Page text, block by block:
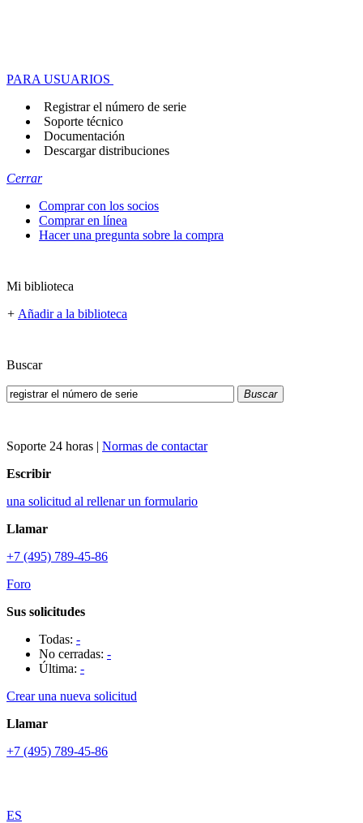
PARA USUARIOS
Registrar el número de serie
Soporte técnico
Documentación
Descargar distribuciones
Cerrar
Comprar con los socios
Comprar en línea
Hacer una pregunta sobre la compra
Mi biblioteca
+ Añadir a la biblioteca
Buscar
Buscar
Soporte 24 horas | Normas de contactar
Escribir
una solicitud al rellenar un formulario
Llamar
+7 (495) 789-45-86
Foro
Sus solicitudes
Todas: -
No cerradas: -
Última: -
Crear una nueva solicitud
Llamar
+7 (495) 789-45-86
ES